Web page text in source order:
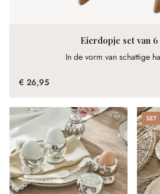
Eierdopje set van 6
In de vorm van schattige
€ 26,95
Set